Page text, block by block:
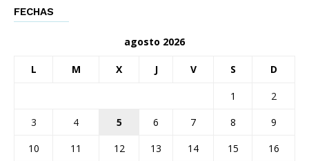
FECHAS
agosto 2026
L M X J V S D
1
2
3
4 5 6 7 8
9
10
11 12 13 14 15
16